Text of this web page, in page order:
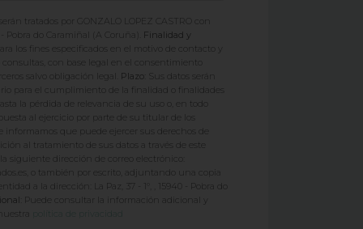
tratados por GONZALO LOPEZ CASTRO con
Pobra do Caramiñal (A Coruña). Finalidad y
los fines especificados en el motivo de contacto y
con base legal en el consentimiento
salvo obligación legal. Plazo:
Sus datos serán
para el cumplimiento de la finalidad o finalidades
la pérdida de relevancia de su uso o, en todo
al ejercicio por parte de su titular de los
informamos que puede ejercer sus derechos de
al tratamiento de sus datos a través de este
siguiente dirección de correo electrónico:
o también por escrito, adjuntando una copia
a la dirección: La Paz, 37 - 1º, , 15940 - Pobra do
Puede consultar la información adicional y
política de privacidad